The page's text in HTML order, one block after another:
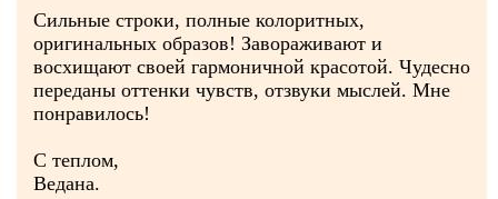
Сильные строки, полные колоритных,
оригинальных образов! Завораживают и
восхищают своей гармоничной красотой. Чудесно
переданы оттенки чувств, отзвуки мыслей. Мне
понравилось!
С теплом,
Ведана.